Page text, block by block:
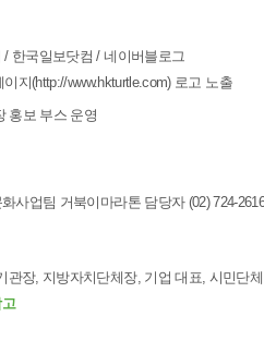
한국일보닷컴 / 네이버블로그
지(http://www.hkturtle.com) 로고 노출
홍보 부스 운영
사업팀 거북이마라톤 담당자 (02) 724-
관장, 지방자치단체장, 기업 대표, 시민단